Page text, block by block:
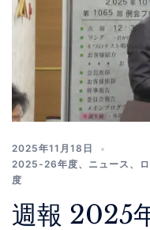
2025年11月18日
2025-26年度、 ニュース 、
度
週報 2025